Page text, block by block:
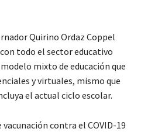
Quirino Ordaz Coppel
todo el sector educativo
mixto de educación que
y virtuales, mismo que
el actual ciclo escolar.
contra el COVID-19